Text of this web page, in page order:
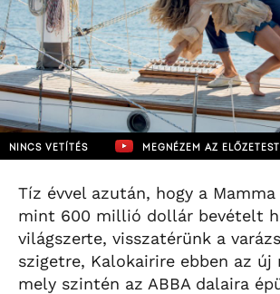
NINCS VETÍTÉS MEGNÉZEM AZ ELŐZETEST
Tíz évvel azután, hogy a
mint 600 millió dollár bevételt
világszerte, visszatérünk a
szigetre, Kalokairire ebben az új
mely szintén az ABBA dalaira